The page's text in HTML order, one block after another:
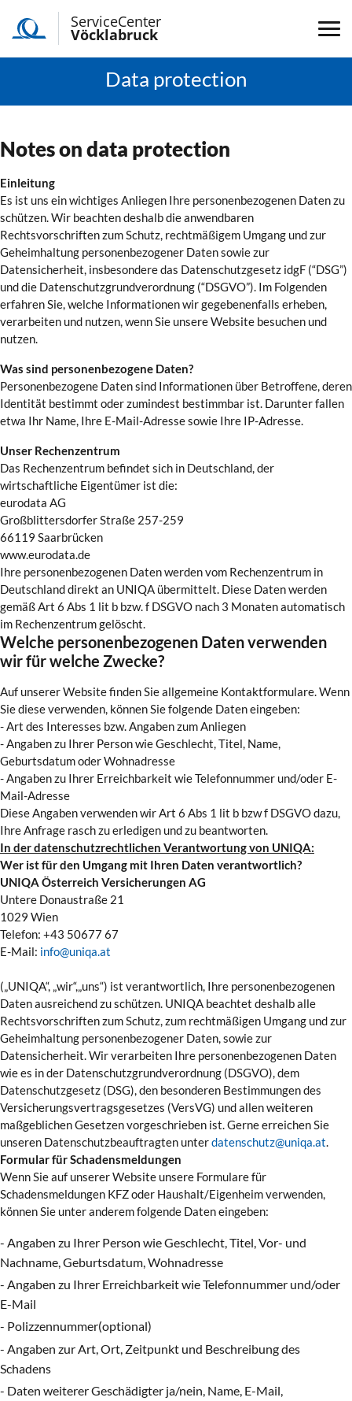
ServiceCenter
Vöcklabruck
Data protection
Notes on data protection
Einleitung
Es ist uns ein wichtiges Anliegen Ihre personenbezogenen Daten zu
schützen. Wir beachten deshalb die anwendbaren
Rechtsvorschriften zum Schutz, rechtmäßigem Umgang und zur
Geheimhaltung personenbezogener Daten sowie zur
Datensicherheit, insbesondere das Datenschutzgesetz idgF (“DSG”)
und die Datenschutzgrundverordnung (“DSGVO”). Im Folgenden
erfahren Sie, welche Informationen wir gegebenenfalls erheben,
verarbeiten und nutzen, wenn Sie unsere Website besuchen und
nutzen.
Was sind personenbezogene Daten?
Personenbezogene Daten sind Informationen über Betroffene, deren
Identität bestimmt oder zumindest bestimmbar ist. Darunter fallen
etwa Ihr Name, Ihre E-Mail-Adresse sowie Ihre IP-Adresse.
Unser Rechenzentrum
Das Rechenzentrum befindet sich in Deutschland, der
wirtschaftliche Eigentümer ist die:
eurodata AG
Großblittersdorfer Straße 257-259
66119 Saarbrücken
www.eurodata.de
Ihre personenbezogenen Daten werden vom Rechenzentrum in
Deutschland direkt an UNIQA übermittelt. Diese Daten werden
gemäß Art 6 Abs 1 lit b bzw. f DSGVO nach 3 Monaten automatisch
im Rechenzentrum gelöscht.
Welche personenbezogenen Daten verwenden
wir für welche Zwecke?
Auf unserer Website finden Sie allgemeine Kontaktformulare. Wenn
Sie diese verwenden, können Sie folgende Daten eingeben:
- Art des Interesses bzw. Angaben zum Anliegen
- Angaben zu Ihrer Person wie Geschlecht, Titel, Name,
Geburtsdatum oder Wohnadresse
- Angaben zu Ihrer Erreichbarkeit wie Telefonnummer und/oder E-
Mail-Adresse
Diese Angaben verwenden wir Art 6 Abs 1 lit b bzw f DSGVO dazu,
Ihre Anfrage rasch zu erledigen und zu beantworten.
In der datenschutzrechtlichen Verantwortung von UNIQA:
Wer ist für den Umgang mit Ihren Daten verantwortlich?
UNIQA Österreich Versicherungen AG
Untere Donaustraße 21
1029 Wien
Telefon: +43 50677 67
E-Mail: info@uniqa.at
(„UNIQA“, „wir“,„uns“) ist verantwortlich, Ihre personenbezogenen
Daten ausreichend zu schützen. UNIQA beachtet deshalb alle
Rechtsvorschriften zum Schutz, zum rechtmäßigen Umgang und zur
Geheimhaltung personenbezogener Daten, sowie zur
Datensicherheit. Wir verarbeiten Ihre personenbezogenen Daten
wie es in der Datenschutzgrundverordnung (DSGVO), dem
Datenschutzgesetz (DSG), den besonderen Bestimmungen des
Versicherungsvertragsgesetzes (VersVG) und allen weiteren
maßgeblichen Gesetzen vorgeschrieben ist. Gerne erreichen Sie
unseren Datenschutzbeauftragten unterdatenschutz@uniqa.at.
Formular für Schadensmeldungen
Wenn Sie auf unserer Website unsere Formulare für
Schadensmeldungen KFZ oder Haushalt/Eigenheim verwenden,
können Sie unter anderem folgende Daten eingeben:
- Angaben zu Ihrer Person wie Geschlecht, Titel, Vor- und
Nachname, Geburtsdatum, Wohnadresse
- Angaben zu Ihrer Erreichbarkeit wie Telefonnummer und/oder
E-Mail
- Polizzennummer(optional)
- Angaben zur Art, Ort, Zeitpunkt und Beschreibung des
Schadens
- Daten weiterer Geschädigter ja/nein, Name, E-Mail,